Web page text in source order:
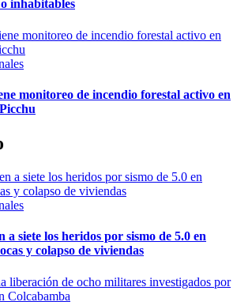
inhabitables
monitoreo de incendio forestal activo en
a siete los heridos por sismo de 5.0 en
y colapso de viviendas